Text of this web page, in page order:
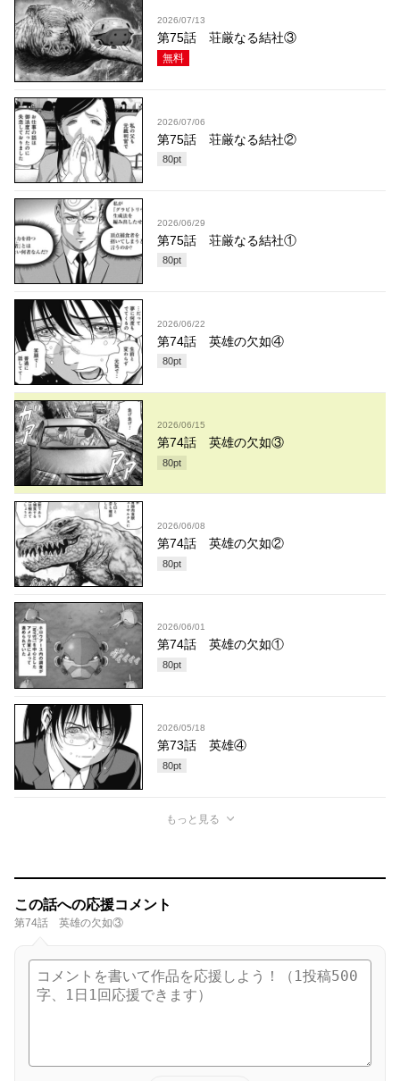
2026/07/13
第75話 荘厳なる結社③
無料
2026/07/06
第75話 荘厳なる結社②
80pt
2026/06/29
第75話 荘厳なる結社①
80pt
2026/06/22
第74話 英雄の欠如④
80pt
2026/06/15
第74話 英雄の欠如③
80pt
2026/06/08
第74話 英雄の欠如②
80pt
2026/06/01
第74話 英雄の欠如①
80pt
2026/05/18
第73話 英雄④
80pt
もっと見る
この話への応援コメント
第74話 英雄の欠如③